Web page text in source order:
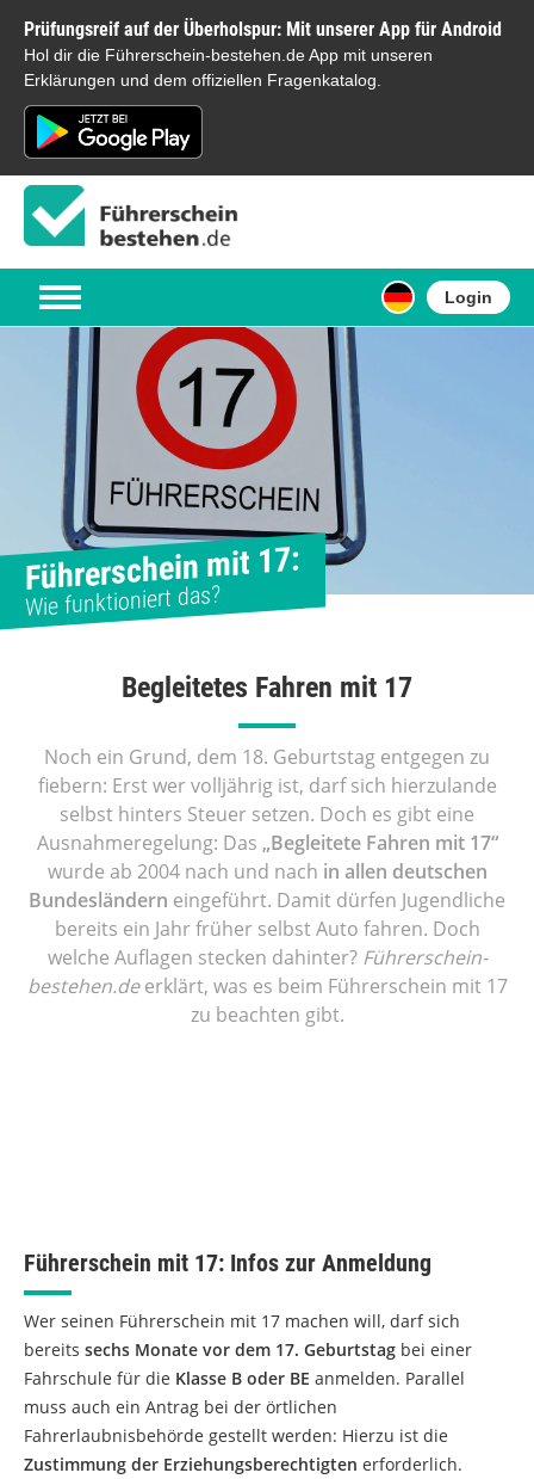
Prüfungsreif auf der Überholspur: Mit unserer App für Android
Hol dir die Führerschein-bestehen.de App mit unseren
Erklärungen und dem offiziellen Fragenkatalog.
Login
Führerschein mit 17:
Wie funktioniert das?
Begleitetes Fahren mit 17
Noch ein Grund, dem 18. Geburtstag entgegen zu
fiebern: Erst wer volljährig ist, darf sich hierzulande
selbst hinters Steuer setzen. Doch es gibt eine
Ausnahmeregelung: Das „Begleitete Fahren mit 17“
wurde ab 2004 nach und nach in allen deutschen
Bundesländern eingeführt. Damit dürfen Jugendliche
bereits ein Jahr früher selbst Auto fahren. Doch
welche Auflagen stecken dahinter? Führerschein-
bestehen.deerklärt, was es beim Führerschein mit 17
zu beachten gibt.
Führerschein mit 17: Infos zur Anmeldung
Wer seinen Führerschein mit 17 machen will, darf sich
bereits sechs Monate vor dem 17. Geburtstag bei einer
Fahrschule für die Klasse B oder BE anmelden. Parallel
muss auch ein Antrag bei der örtlichen
Fahrerlaubnisbehörde gestellt werden: Hierzu ist die
Zustimmung der Erziehungsberechtigten erforderlich.